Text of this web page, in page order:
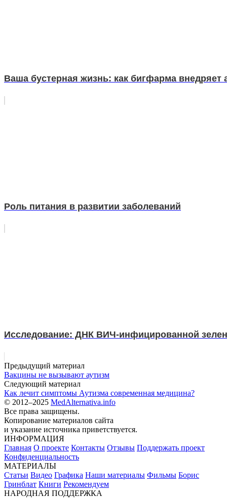
Ваша бустерная жизнь: как бигфарма внедряет
Роль питания в развитии заболеваний
Исследование: ДНК ВИЧ-инфицированной
Предыдущий материал
Вакцины не вызывают аутизм
Следующий материал
Как лечит симптомы Аутизма современная медицина?
© 2012–2025 MedAlternativa.info
Все права защищены.
Копирование материалов сайта
и указание источника приветствуется.
ИНФОРМАЦИЯ
Главная О проекте Контакты Отзывы Поддержать проект
Конфиденциальность
МАТЕРИАЛЫ
Статьи Видео Графика Наши материалы Фильмы Борис
Гринблат Книги Рекомендуем
НАРОДНАЯ ПОДДЕРЖКА